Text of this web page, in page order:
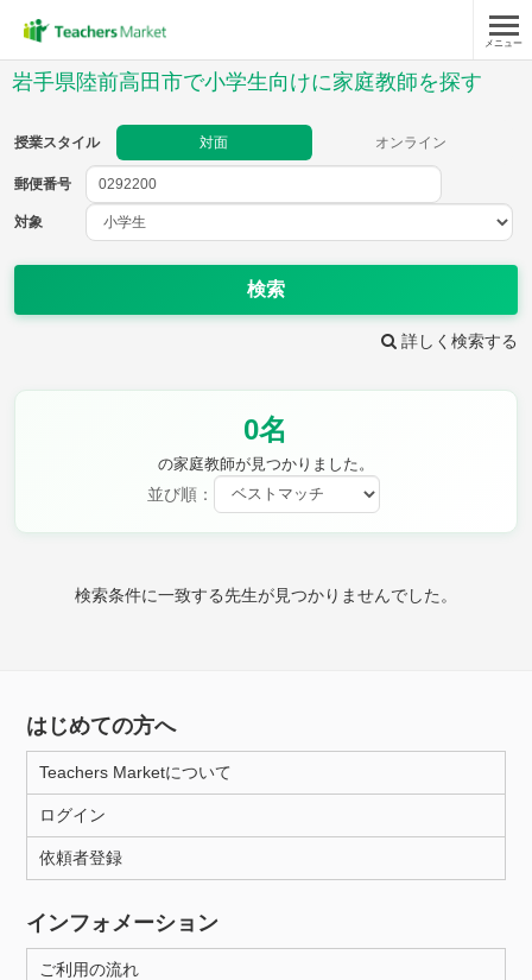
メニュー
岩手県陸前高田市で小学生向けに家庭教師を探す
授業スタイル 対面 オンライン
郵便番号
対象
検索
詳しく検索する
0名
の家庭教師が見つかりました。
並び順：
検索条件に一致する先生が見つかりませんでした。
郵便番号
教科
理科
保健・体育 図画工作 書写
月曜日 火曜日
所属大学
距離：15km以内
はじめての方へ
Teachers Marketについて
ログイン
依頼者登録
インフォメーション
ご利用の流れ